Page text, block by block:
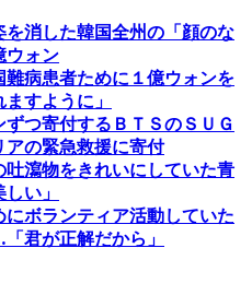
を消した韓国全州の「顔のな
ウォン
難病患者ために１億ウォンを
すように」
つ寄付するＢＴＳのＳＵＧ
の緊急救援に寄付
吐瀉物をきれいにしていた青
い」
ボランティア活動していた
君が正解だから」